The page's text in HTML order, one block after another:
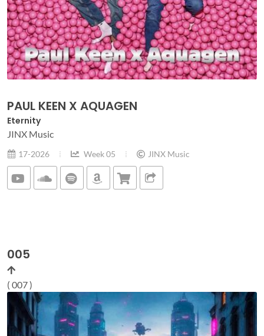
PAUL KEEN X AQUAGEN
Eternity
JINX Music
17-2026 Week 05 JINX Music
005
( 007 )